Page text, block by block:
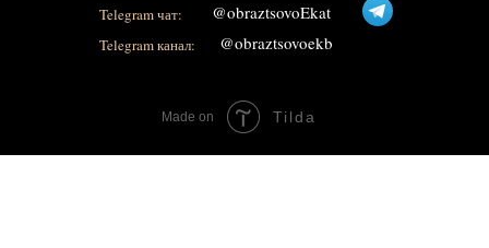
Telegram канал: @obraztsovoekb
Telegram чат: @obraztsovoEkat
Made on Tilda